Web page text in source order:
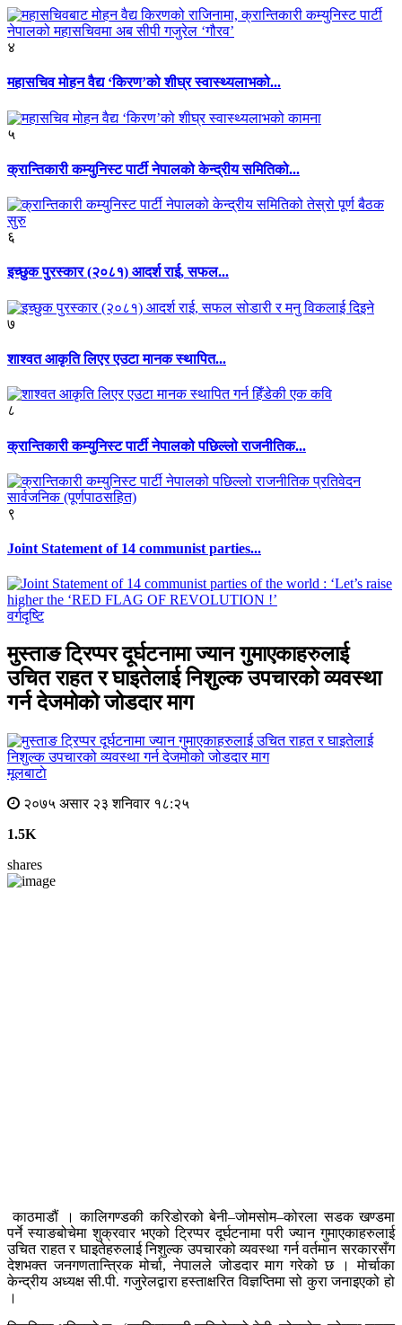
४
महासचिव मोहन वैद्य ‘किरण’को शीघ्र स्वास्थ्यलाभको...
५
क्रान्तिकारी कम्युनिस्ट पार्टी नेपालको केन्द्रीय समितिको...
६
इच्छुक पुरस्कार (२०८१) आदर्श राई, सफल...
७
शाश्वत आकृति लिएर एउटा मानक स्थापित...
८
क्रान्तिकारी कम्युनिस्ट पार्टी नेपालको पछिल्लो राजनीतिक...
९
Joint Statement of 14 communist parties...
वर्गदृष्टि
मुस्ताङ ट्रिप्पर दूर्घटनामा ज्यान गुमाएकाहरुलाई
उचित राहत र घाइतेलाई निशुल्क उपचारको व्यवस्था
गर्न देजमोको जोडदार माग
मूलबाटाे
२०७५ असार २३ शनिवार १८:२५
1.5K
shares
काठमाडौं । कालिगण्डकी करिडोरको बेनी–जोमसोम–कोरला सडक खण्डमा
पर्ने स्याङबोचेमा शुक्रवार भएको ट्रिप्पर दूर्घटनामा परी ज्यान गुमाएकाहरुलाई
उचित राहत र घाइतेहरुलाई निशुल्क उपचारको व्यवस्था गर्न वर्तमान सरकारसँग
देशभक्त जनगणतान्त्रिक मोर्चा, नेपालले जोडदार माग गरेको छ । मोर्चाका
केन्द्रीय अध्यक्ष सी.पी. गजुरेलद्वारा हस्ताक्षरित विज्ञप्तिमा सो कुरा जनाइएको हो
।